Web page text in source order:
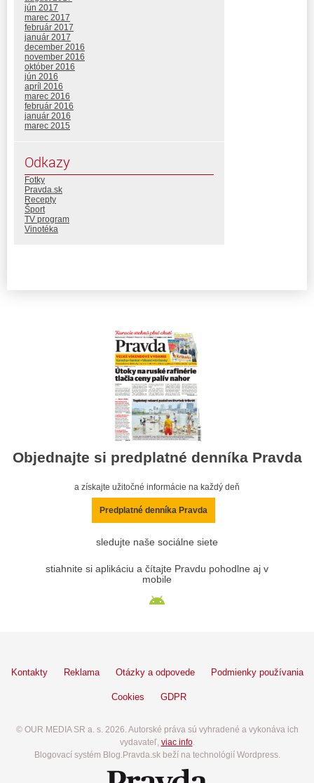
jún 2017
marec 2017
február 2017
január 2017
december 2016
november 2016
október 2016
jún 2016
apríl 2016
marec 2016
február 2016
január 2016
marec 2015
Odkazy
Fotky
Pravda.sk
Recepty
Šport
TV program
Vinotéka
Objednajte si predplatné denníka Pravda
a získajte užitočné informácie na každý deň
Predplatné denníka Pravda
sledujte naše sociálne siete
stiahnite si aplikáciu a čítajte Pravdu pohodlne aj v
mobile
Kontakty Reklama Otázky a odpovede Podmienky používania
Cookies GDPR
© OUR MEDIA SR a. s. 2026. Autorské práva sú vyhradené a vykonáva ich
vydavateľ, viac info.
Blogovací systém Blog.Pravda.sk beží na technológií Wordpress.